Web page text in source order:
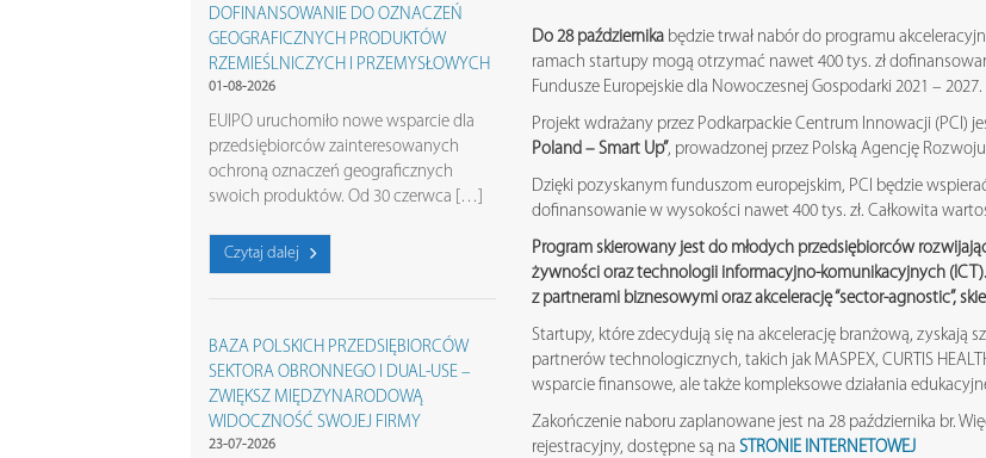
DOFINANSOWANIE DO OZNACZEŃ
GEOGRAFICZNYCH PRODUKTÓW
RZEMIEŚLNICZYCH I PRZEMYSŁOWYCH
01-08-2026
EUIPO uruchomiło nowe wsparcie dla
przedsiębiorców zainteresowanych
ochroną oznaczeń geograficznych
swoich produktów. Od 30 czerwca […]
Czytaj dalej
BAZA POLSKICH PRZEDSIĘBIORCÓW
SEKTORA OBRONNEGO I DUAL-USE –
ZWIĘKSZ MIĘDZYNARODOWĄ
WIDOCZNOŚĆ SWOJEJ FIRMY
23-07-2026
Do 28 października będzie trwał nabór do programu
ramach startupy mogą otrzymać nawet 400 tys. zł
Fundusze Europejskie dla Nowoczesnej Gospodarki 2021 – 2027.
Projekt wdrażany przez Podkarpackie Centrum Innowacji (PCI)
Poland – Smart Up”, prowadzonej przez Polską Agencję
Dzięki pozyskanym funduszom europejskim, PCI będzie
dofinansowanie w wysokości nawet 400 tys. zł. Całkowita
Program skierowany jest do młodych przedsiębiorców
żywności oraz technologii informacyjno-komunikacyjnych
z partnerami biznesowymi oraz akcelerację “sector-agnostic”,
Startupy, które zdecydują się na akcelerację branżową, zyskają
partnerów technologicznych, takich jak MASPEX, CURTIS
wsparcie finansowe, ale także kompleksowe działania
Zakończenie naboru zaplanowane jest na 28 października br.
rejestracyjny, dostępne są na STRONIE INTERNETOWEJ